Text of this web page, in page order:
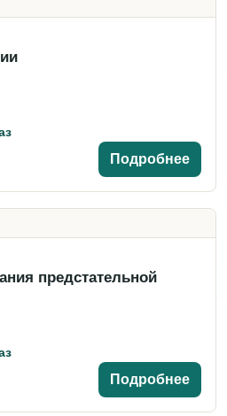
Подробнее
предстательной
Подробнее